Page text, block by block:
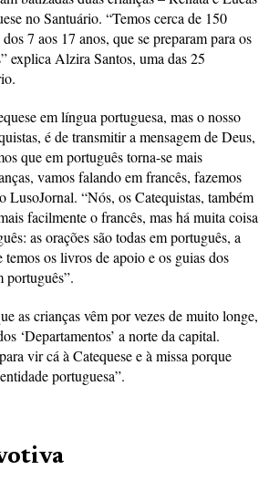
no Santuário. “Temos cerca de 150
7 aos 17 anos, que se preparam para os
explica Alzira Santos, uma das 25
em língua portuguesa, mas o nosso
é de transmitir a mensagem de Deus,
que em português torna-se mais
vamos falando em francês, fazemos
LusoJornal. “Nós, os Catequistas, também
facilmente o francês, mas há muita coisa
as orações são todas em português, a
temos os livros de apoio e os guias dos
português”.
as crianças vêm por vezes de muito longe,
‘Departamentos’ a norte da capital.
vir cá à Catequese e à missa porque
portuguesa”.